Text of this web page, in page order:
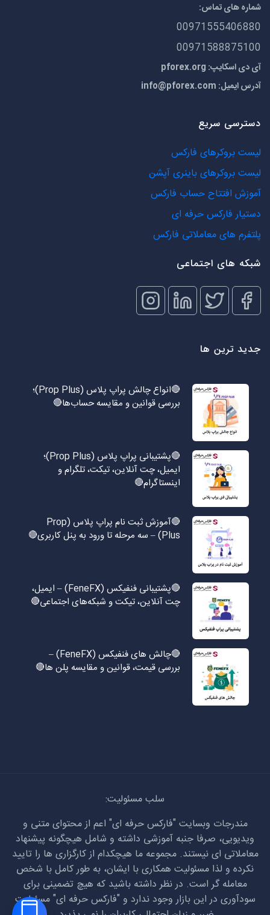
شماره های تماس:
00971555406880
00971588875100
آی دی اسکایپ: pforex.org
آدرس ایمیل: info@pforex.com
دسترسی سریع
لیست بروکرهای فارکس
لیست بروکرهای باینری آپشن
آموزش افتتاح حساب فارکس
دستیار فارکس حرفه ای
پلتفرم های معاملاتی فارکس
شبکه های اجتماعی
جدید ترین ها
🔴انواع چالش پراپ پلاس (Prop Plus)؛
بررسی قوانین و مقایسه حساب‌ها🔴
🔴پشتیبانی پراپ پلاس (Prop Plus)؛
ایمیل، چت آنلاین، تیکت، تلگرام و
اینستاگرام🔴
🔴آموزش ثبت نام پراپ پلاس (Prop
Plus) – سه مرحله تا ورود به پنل کاربری🔴
🔴پشتیبانی فنفیکس (FeneFX) – ایمیل،
چت آنلاین، تیکت و شبکه‌های اجتماعی🔴
🔴چالش های فنفیکس (FeneFX) –
بررسی قیمت، قوانین و مقایسه پلن ها🔴
سلب مسئولیت:
مندرجات وبسایت "فارکس حرفه ای" اعم از محتوای متنی و
ویدیویی، صرفا جنبه آموزشی داشته و شامل هیچگونه پیشنهاد
معاملاتی ای نیستند. مجموعه ما هیچکدام از کارگزاری ها را تایید
نکرده و لذا مسئولیت همکاری با ایشان، به طور کامل با شخص
معامله گر است. در نظر داشته باشید که هیچ تضمینی برای
سودآوری در این بازار وجود ندارد و "فارکس حرفه ای" مسئولیت